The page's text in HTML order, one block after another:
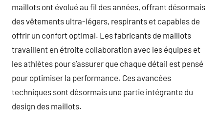
maillots ont évolué au fil des années, offrant désormais
des vêtements ultra-légers, respirants et capables de
offrir un confort optimal. Les fabricants de maillots
travaillent en étroite collaboration avec les équipes et
les athlètes pour s’assurer que chaque détail est pensé
pour optimiser la performance. Ces avancées
techniques sont désormais une partie intégrante du
design des maillots.